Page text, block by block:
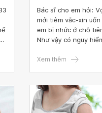
Bác sĩ cho em hỏi:
mới tiêm vắc-xin
em bị nhức ở chỗ
Như vậy có nguy
Xem thêm